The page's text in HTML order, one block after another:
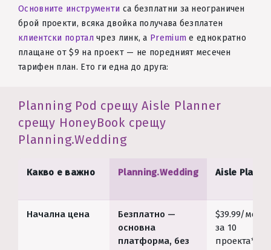
Основните инструменти са безплатни за неограничен
брой проекти, всяка двойка получава безплатен
клиентски порталчрез линк, а Premium е еднократно
плащане от $9 на проект — не поредният месечен
тарифен план. Ето ги една до друга:
Planning Pod срещу Aisle Planner
срещу HoneyBook срещу
Planning.Wedding
Какво е важно Planning.Wedding Aisle
Начална цена
Безплатно —
основна
платформа, без
$39.99/месец
за 10
проекта*